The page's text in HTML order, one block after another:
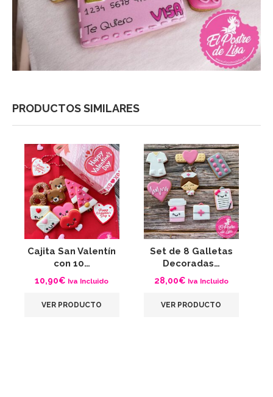
PRODUCTOS SIMILARES
Cajita San Valentín
con 10…
10,90€ Iva Incluido
VER PRODUCTO
Set de 8 Galletas
Decoradas…
28,00€ Iva Incluido
VER PRODUCTO